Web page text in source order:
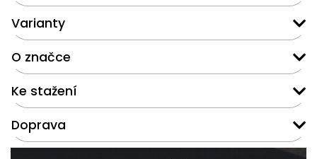
Varianty
O značce
Ke stažení
Doprava